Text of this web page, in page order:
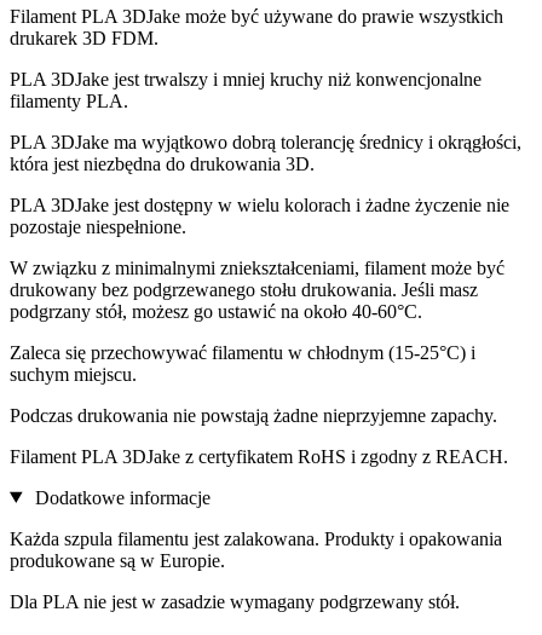
Filament PLA 3DJake może być używane do prawie wszystkich
drukarek 3D FDM.
PLA 3DJake jest trwalszy i mniej kruchy niż konwencjonalne
filamenty PLA.
PLA 3DJake ma wyjątkowo dobrą tolerancję średnicy i okrągłości,
która jest niezbędna do drukowania 3D.
PLA 3DJake jest dostępny w wielu kolorach i żadne życzenie nie
pozostaje niespełnione.
W związku z minimalnymi zniekształceniami, filament może być
drukowany bez podgrzewanego stołu drukowania. Jeśli masz
podgrzany stół, możesz go ustawić na około 40-60°C.
Zaleca się przechowywać filamentu w chłodnym (15-25°C) i
suchym miejscu.
Podczas drukowania nie powstają żadne nieprzyjemne zapachy.
Filament PLA 3DJake z certyfikatem RoHS i zgodny z REACH.
Dodatkowe informacje
Każda szpula filamentu jest zalakowana. Produkty i opakowania
produkowane są w Europie.
Dla PLA nie jest w zasadzie wymagany podgrzewany stół.